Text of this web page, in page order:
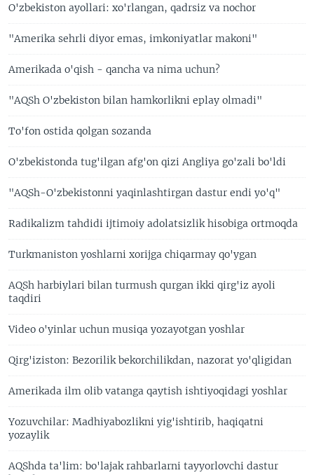
O'zbekiston ayollari: xo'rlangan, qadrsiz va nochor
"Amerika sehrli diyor emas, imkoniyatlar makoni"
Amerikada o'qish - qancha va nima uchun?
"AQSh O'zbekiston bilan hamkorlikni eplay olmadi"
To'fon ostida qolgan sozanda
O'zbekistonda tug'ilgan afg'on qizi Angliya go'zali bo'ldi
"AQSh-O'zbekistonni yaqinlashtirgan dastur endi yo'q"
Radikalizm tahdidi ijtimoiy adolatsizlik hisobiga ortmoqda
Turkmaniston yoshlarni xorijga chiqarmay qo'ygan
AQSh harbiylari bilan turmush qurgan ikki qirg'iz ayoli
taqdiri
Video o'yinlar uchun musiqa yozayotgan yoshlar
Qirg'iziston: Bezorilik bekorchilikdan, nazorat yo'qligidan
Amerikada ilm olib vatanga qaytish ishtiyoqidagi yoshlar
Yozuvchilar: Madhiyabozlikni yig'ishtirib, haqiqatni
yozaylik
AQShda ta'lim: bo'lajak rahbarlarni tayyorlovchi dastur